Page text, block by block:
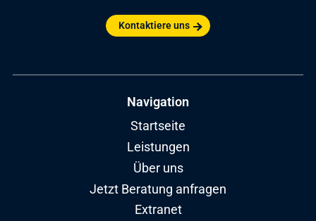
Kontaktiere uns
Navigation
Startseite
Leistungen
Über uns
Jetzt Beratung anfragen
Extranet